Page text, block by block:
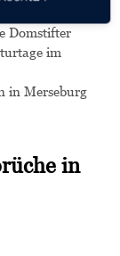
Domstifter
im
in Merseburg
in